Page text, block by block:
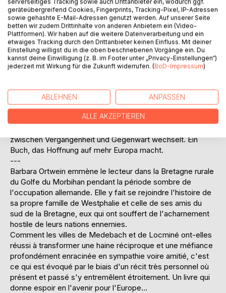
---
Barbara Ortwein führt den Leser in die bedrückende Zeit
der deutschen Besatzung in der ländlich geprägten
Bretagne am Golf von Morbihan. Sie verknüpft dabei die
Geschichte ihrer eigenen Familie aus Westfalen mit den
Geschichten ihrer Freunde in der Südbretagne, die unter
Wie im Falle der Städte Medebach und Locminé der
gegenseitige Hass und das tief verwurzelte Misstrauen in
Sympathie und Freundschaft umschlagen konnten, wird in
zwischen Vergangenheit und Gegenwart wechselt. Ein
Buch, das Hoffnung auf mehr Europa macht.
---
Barbara Ortwein emmène le lecteur dans la Bretagne rurale
du Golfe du Morbihan pendant la période sombre de
l'occupation allemande. Elle y fait se rejoindre l'histoire de
sa propre famille de Westphalie et celle de ses amis du
sud de la Bretagne, eux qui ont souffert de l'acharnement
hostile de leurs nations ennemies.
Comment les villes de Medebach et de Locminé ont-elles
réussi à transformer une haine réciproque et une méfiance
profondément enracinée en sympathie voire amitié, c'est
ce qui est évoqué par le biais d'un récit très personnel où
présent et passé s'y entremêlent étroitement. Un livre qui
donne espoir en l'avenir pour l'Europe...
geräteübergreifend Cookies, Fingerprints, Tracking-Pixel, IP-Adressen
sowie gehashte E-Mail-Adressen genutzt werden. Auf unserer Seite
betten wir zudem Drittinhalte von anderen Anbietern ein (Video-
Plattformen). Wir haben auf die weitere Datenverarbeitung und ein
etwaiges Tracking durch den Drittanbieter keinen Einfluss. Mit deiner
Einstellung willigst du in die oben beschriebenen Vorgänge ein. Du
kannst deine Einwilligung (z. B. im Footer unter „Privacy-Einstellungen“)
jederzeit mit Wirkung für die Zukunft widerrufen. (BoD-Impressum)
ABLEHNEN ANPASSEN
ALLE AKZEPTIEREN